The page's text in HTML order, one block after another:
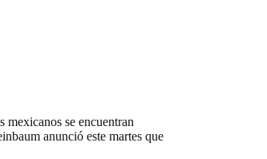
mexicanos se encuentran
anunció este martes que